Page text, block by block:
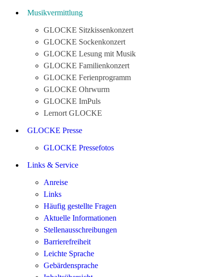
Musikvermittlung
GLOCKE Sitzkissenkonzert
GLOCKE Sockenkonzert
GLOCKE Lesung mit Musik
GLOCKE Familienkonzert
GLOCKE Ferienprogramm
GLOCKE Ohrwurm
GLOCKE ImPuls
Lernort GLOCKE
GLOCKE Presse
GLOCKE Pressefotos
Links & Service
Anreise
Links
Häufig gestellte Fragen
Aktuelle Informationen
Stellenausschreibungen
Barrierefreiheit
Leichte Sprache
Gebärdensprache